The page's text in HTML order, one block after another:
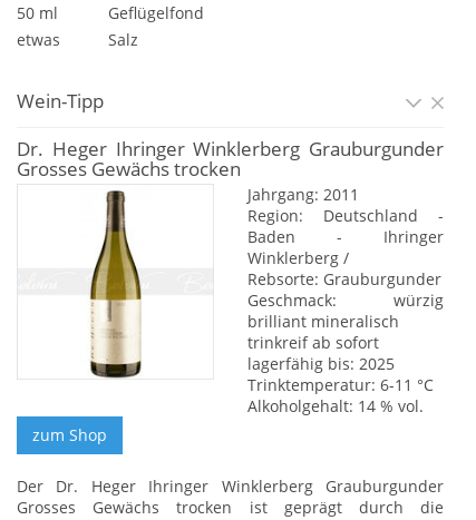
50 ml
Geflügelfond
etwas
Salz
Wein-Tipp
Dr. Heger Ihringer Winklerberg Grauburgunder
Grosses Gewächs trocken
Jahrgang: 2011
Region: Deutschland -
Baden - Ihringer
Winklerberg /
Rebsorte: Grauburgunder
Geschmack: würzig
brilliant mineralisch
trinkreif ab sofort
lagerfähig bis: 2025
Trinktemperatur: 6-11 °C
Alkoholgehalt: 14 % vol.
Der Dr. Heger Ihringer Winklerberg Grauburgunder
Grosses Gewächs trocken ist geprägt durch die